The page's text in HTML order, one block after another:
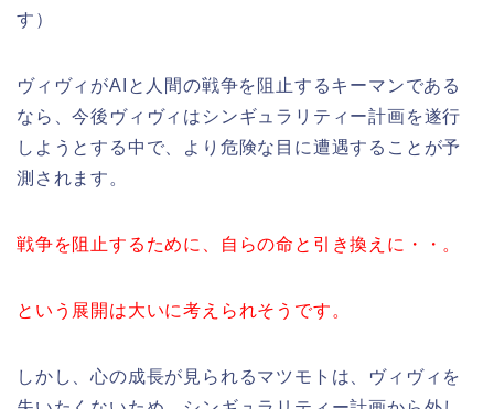
す）
ヴィヴィがAIと人間の戦争を阻止するキーマンである
なら、今後ヴィヴィはシンギュラリティー計画を遂行
しようとする中で、より危険な目に遭遇することが予
測されます。
戦争を阻止するために、自らの命と引き換えに・・。
という展開は大いに考えられそうです。
しかし、心の成長が見られるマツモトは、ヴィヴィを